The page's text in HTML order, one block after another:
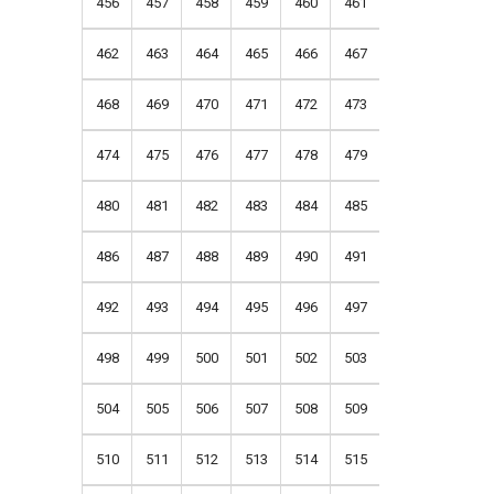
462 463 464 465 466 467
468 469 470 471 472 473
474 475 476 477 478 479
480 481 482 483 484 485
486 487 488 489 490 491
492 493 494 495 496 497
498 499 500 501 502 503
504 505 506 507 508 509
510 511 512 513 514 515